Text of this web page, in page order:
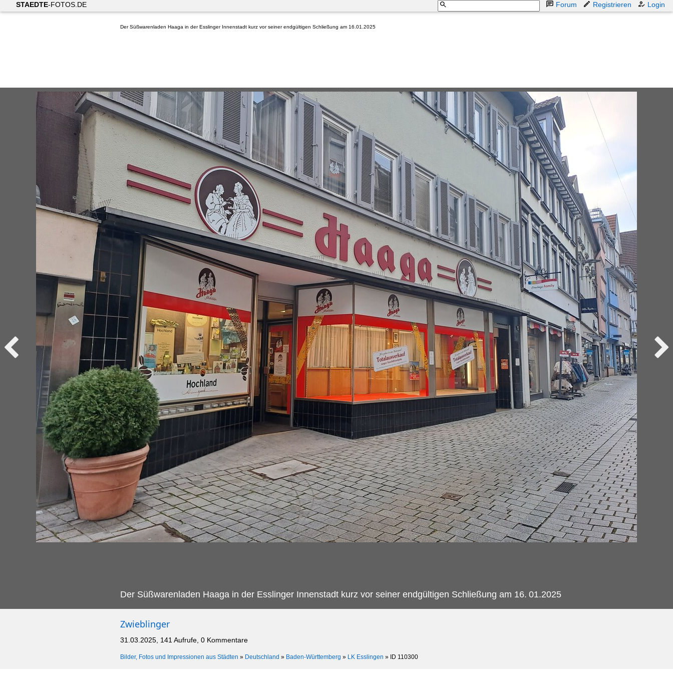
STAEDTE-FOTOS.DE Forum Registrieren Login
Der Süßwarenladen Haaga in der Esslinger Innenstadt kurz vor seiner endgültigen Schließung am 16.01.2025
Der Süßwarenladen Haaga in der Esslinger Innenstadt kurz vor seiner endgültigen Schließung am 16. 01.2025
Zwieblinger
31.03.2025, 141 Aufrufe, 0 Kommentare
Bilder, Fotos und Impressionen aus Städten » Deutschland » Baden-Württemberg » LK Esslingen » ID 110300